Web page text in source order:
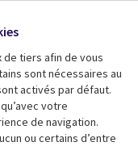
presse
tiers afin de vous
sont nécessaires au
activés par défaut.
votre
de navigation.
ou certains d’entre